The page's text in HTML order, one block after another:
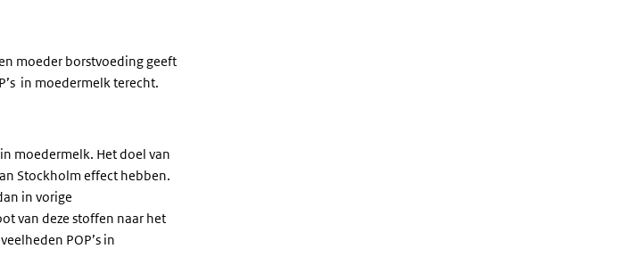
moeder borstvoeding geeft
in moedermelk terecht.
moedermelk. Het doel van
Stockholm effect hebben.
in vorige
van deze stoffen naar het
POP’s in